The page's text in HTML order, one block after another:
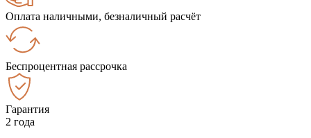
Оплата наличными, безналичный расчёт
Беспроцентная рассрочка
Гарантия
2 года